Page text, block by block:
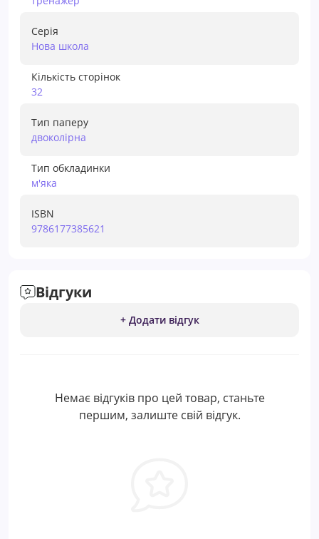
Серія
Нова школа
Кількість сторінок
32
Тип паперу
двоколірна
Тип обкладинки
м'яка
ISBN
9786177385621
Відгуки
+ Додати відгук
Немає відгуків про цей товар, станьте
першим, залиште свій відгук.